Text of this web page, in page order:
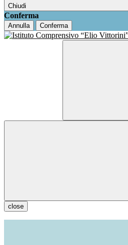
Chiudi
Conferma
Annulla Conferma
close